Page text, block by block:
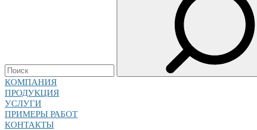
КОМПАНИЯ
ПРОДУКЦИЯ
УСЛУГИ
ПРИМЕРЫ РАБОТ
КОНТАКТЫ